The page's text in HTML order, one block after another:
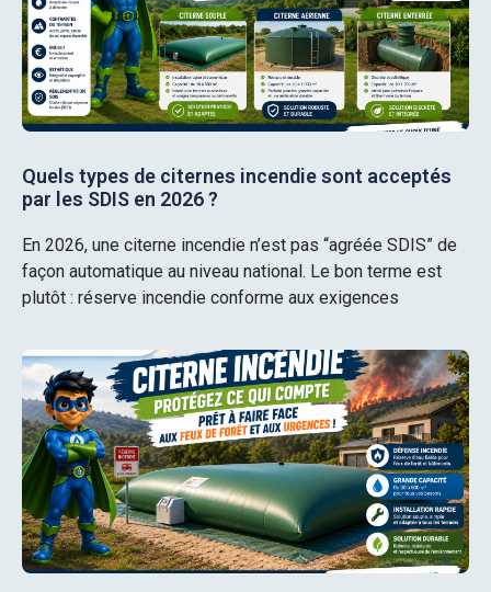
Quels types de citernes incendie sont acceptés
par les SDIS en 2026 ?
En 2026, une citerne incendie n’est pas “agréée SDIS” de
façon automatique au niveau national. Le bon terme est
plutôt : réserve incendie conforme aux exigences